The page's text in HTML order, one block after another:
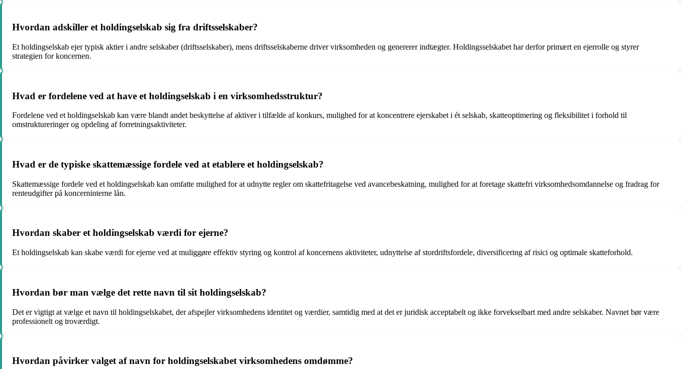
Hvordan adskiller et holdingselskab sig fra driftsselskaber?
Et holdingselskab ejer typisk aktier i andre selskaber (driftsselskaber), mens driftsselskaberne driver virksomheden og genererer indtægter. Holdingsselskabet har derfor primært en ejerrolle og styrer
strategien for koncernen.
Hvad er fordelene ved at have et holdingselskab i en virksomhedsstruktur?
Fordelene ved et holdingselskab kan være blandt andet beskyttelse af aktiver i tilfælde af konkurs, mulighed for at koncentrere ejerskabet i ét selskab, skatteoptimering og fleksibilitet i forhold til
omstruktureringer og opdeling af forretningsaktiviteter.
Hvad er de typiske skattemæssige fordele ved at etablere et holdingselskab?
Skattemæssige fordele ved et holdingselskab kan omfatte mulighed for at udnytte regler om skattefritagelse ved avancebeskatning, mulighed for at foretage skattefri virksomhedsomdannelse og fradrag for
renteudgifter på koncerninterne lån.
Hvordan skaber et holdingselskab værdi for ejerne?
Et holdingselskab kan skabe værdi for ejerne ved at muliggøre effektiv styring og kontrol af koncernens aktiviteter, udnyttelse af stordriftsfordele, diversificering af risici og optimale skatteforhold.
Hvordan bør man vælge det rette navn til sit holdingselskab?
Det er vigtigt at vælge et navn til holdingselskabet, der afspejler virksomhedens identitet og værdier, samtidig med at det er juridisk acceptabelt og ikke forvekselbart med andre selskaber. Navnet bør være
professionelt og troværdigt.
Hvordan påvirker valget af navn for holdingselskabet virksomhedens omdømme?